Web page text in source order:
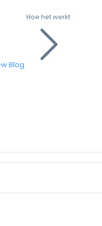
Blog
Hoe het werkt